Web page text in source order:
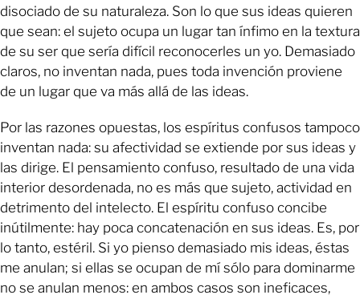
disociado de su naturaleza. Son lo que sus ideas quieren
que sean: el sujeto ocupa un lugar tan ínfimo en la textura
de su ser que sería difícil reconocerles un yo. Demasiado
claros, no inventan nada, pues toda invención proviene
de un lugar que va más allá de las ideas.
Por las razones opuestas, los espíritus confusos tampoco
inventan nada: su afectividad se extiende por sus ideas y
las dirige. El pensamiento confuso, resultado de una vida
interior desordenada, no es más que sujeto, actividad en
detrimento del intelecto. El espíritu confuso concibe
inútilmente: hay poca concatenación en sus ideas. Es, por
lo tanto, estéril. Si yo pienso demasiado mis ideas, éstas
me anulan; si ellas se ocupan de mí sólo para dominarme
no se anulan menos: en ambos casos son ineficaces,